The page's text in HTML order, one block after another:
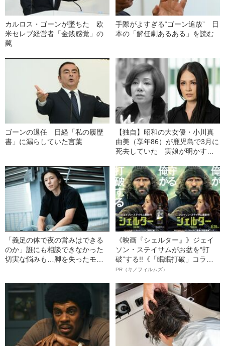
カルロス・ゴーンが墜ちた 欧
米セレブ経営者「金銭感覚」の
罠
手際がよすぎる“ゴーン追放” 日
本の「解任劇あるある」を読む
ゴーンの退任 日経「私の履歴
書」に漏らしていた言葉
【独自】昭和の大女優・小川真
由美（享年86）が鹿児島で3月に
死去していた 実娘が明かす
「義足の体で夜の営みはできる
のか」誰にも相談できなかった
切実な悩みも…脚を失ったモデ
《映画『シェルター』》ジェイ
ソン・ステイサムがお盆を“打
破”する!!《「眠眠打破」コラ
ボ》
PR（キノフィルムズ）